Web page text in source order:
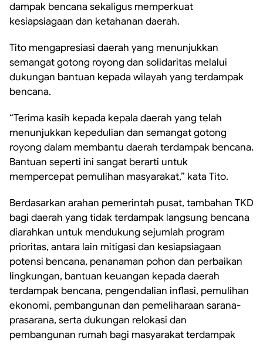
dampak bencana sekaligus memperkuat
kesiapsiagaan dan ketahanan daerah.
Tito mengapresiasi daerah yang menunjukkan
semangat gotong royong dan solidaritas melalui
dukungan bantuan kepada wilayah yang terdampak
bencana.
“Terima kasih kepada kepala daerah yang telah
menunjukkan kepedulian dan semangat gotong
royong dalam membantu daerah terdampak bencana.
Bantuan seperti ini sangat berarti untuk
mempercepat pemulihan masyarakat,” kata Tito.
Berdasarkan arahan pemerintah pusat, tambahan TKD
bagi daerah yang tidak terdampak langsung bencana
diarahkan untuk mendukung sejumlah program
prioritas, antara lain mitigasi dan kesiapsiagaan
potensi bencana, penanaman pohon dan perbaikan
lingkungan, bantuan keuangan kepada daerah
terdampak bencana, pengendalian inflasi, pemulihan
ekonomi, pembangunan dan pemeliharaan sarana-
prasarana, serta dukungan relokasi dan
pembangunan rumah bagi masyarakat terdampak